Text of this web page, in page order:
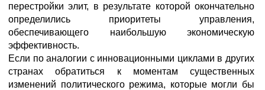
перестройки элит, в результате которой окончательно
определились приоритеты управления,
обеспечивающего наибольшую экономическую
эффективность.
Если по аналогии с инновационными циклами в других
странах обратиться к моментам существенных
изменений политического режима, которые могли бы